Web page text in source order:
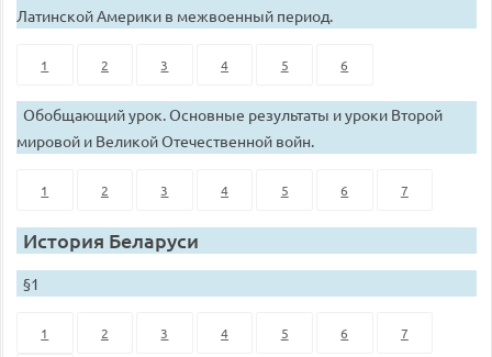
Латинской Америки в межвоенный период.
1 2 3 4 5 6
Обобщающий урок. Основные результаты и уроки Второй
мировой и Великой Отечественной войн.
1 2 3 4 5 6 7
История Беларуси
§1
1 2 3 4 5 6 7